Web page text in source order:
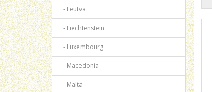
- Leutva
- Liechtenstein
- Luxembourg
- Macedonia
- Malta